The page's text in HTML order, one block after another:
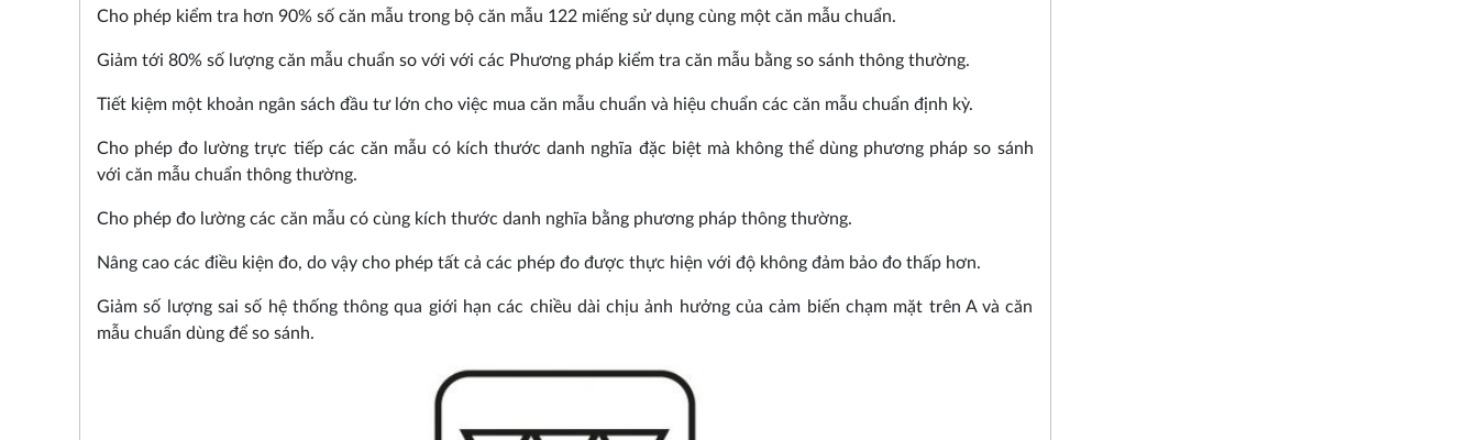
Cho phép kiểm tra hơn 90% số căn mẫu trong bộ căn mẫu 122 miếng sử dụng cùng một căn mẫu chuẩn.
Giảm tới 80% số lượng căn mẫu chuẩn so với với các Phương pháp kiểm tra căn mẫu bằng so sánh thông thường.
Tiết kiệm một khoản ngân sách đầu tư lớn cho việc mua căn mẫu chuẩn và hiệu chuẩn các căn mẫu chuẩn định kỳ.
Cho phép đo lường trực tiếp các căn mẫu có kích thước danh nghĩa đặc biệt mà không thể dùng phương pháp so sánh
với căn mẫu chuẩn thông thường.
Cho phép đo lường các căn mẫu có cùng kích thước danh nghĩa bằng phương pháp thông thường.
Nâng cao các điều kiện đo, do vậy cho phép tất cả các phép đo được thực hiện với độ không đảm bảo đo thấp hơn.
Giảm số lượng sai số hệ thống thông qua giới hạn các chiều dài chịu ảnh hưởng của cảm biến chạm mặt trên A và căn
mẫu chuẩn dùng để so sánh.